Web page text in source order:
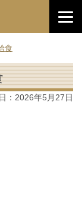
食
： 2026年5月27日